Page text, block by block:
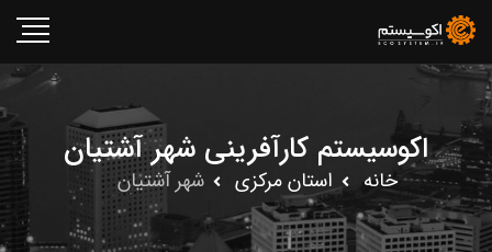
اکوسیستم کارآفرینی شهر آشتیان
خانه استان مرکزى شهر آشتیان